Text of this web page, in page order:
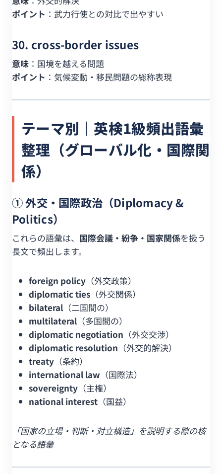
ポイント ：武力行使との対比で出やすい
30. cross-border issues
意味 ：国境を越える問題
ポイント ：気候変動・移民問題の総称表現
テーマ別｜英検1級頻出語彙
整理（グローバル化・国際関
係）
① 外交・国際政治（Diplomacy &
Politics）
これらの語彙は、 国際会議・紛争・国家関係を扱う
長文で頻出します。
foreign policy （外交政策）
diplomatic ties （外交関係）
bilateral （二国間の）
multilateral （多国間の）
diplomatic negotiation （外交交渉）
diplomatic resolution （外交的解決）
treaty （条約）
international law （国際法）
sovereignty （主権）
national interest （国益）
「国家の立場・判断・対立構造」を説明する際の核
となる語彙